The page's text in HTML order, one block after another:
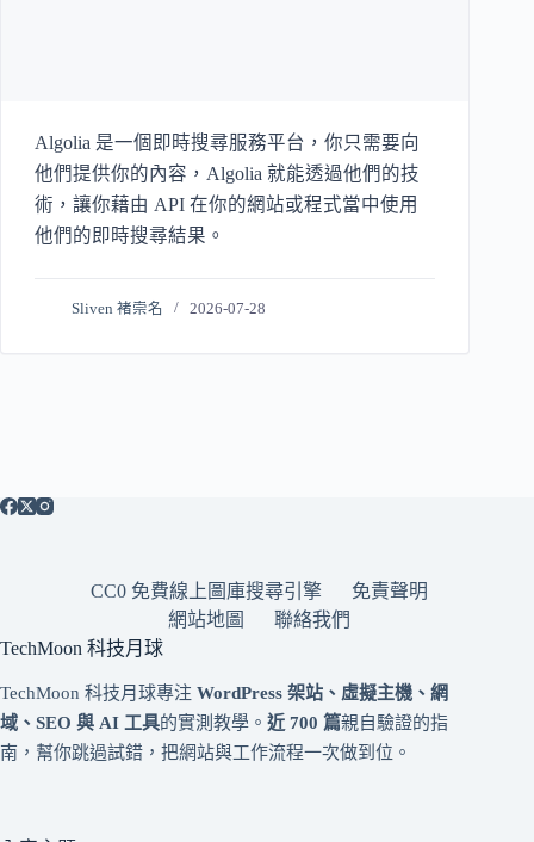
Algolia 是一個即時搜尋服務平台，你只需要向
他們提供你的內容，Algolia 就能透過他們的技
術，讓你藉由 API 在你的網站或程式當中使用
他們的即時搜尋結果。
Sliven 褚崇名 2026-07-28
CC0 免費線上圖庫搜尋引擎
免責聲明
網站地圖
聯絡我們
TechMoon 科技月球
TechMoon 科技月球專注 WordPress 架站、虛擬主機、網
域、SEO 與 AI 工具的實測教學。 近 700 篇親自驗證的指
南，幫你跳過試錯，把網站與工作流程一次做到位。